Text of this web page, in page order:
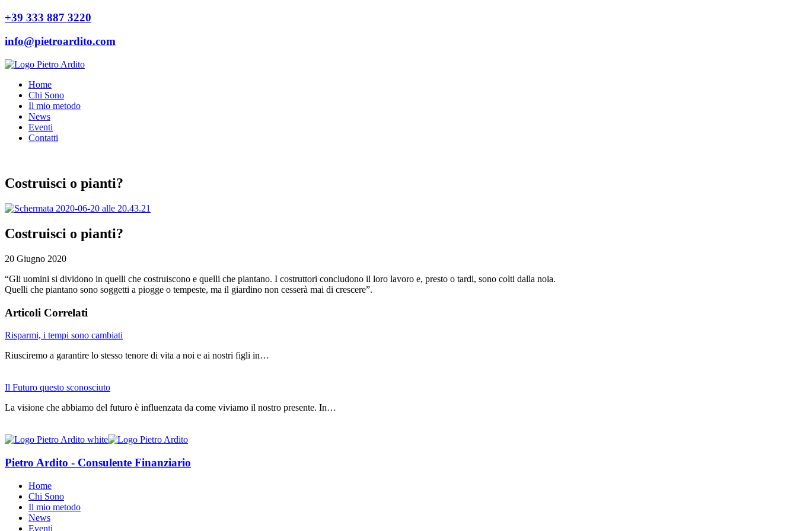
+39 333 887 3220
info@pietroardito.com
Home
Chi Sono
Il mio metodo
News
Eventi
Contatti
Costruisci o pianti?
Costruisci o pianti?
20 Giugno 2020
“Gli uomini si dividono in quelli che costruiscono e quelli che piantano. I costruttori concludono il loro lavoro e, presto o tardi, sono colti dalla noia.
Quelli che piantano sono soggetti a piogge o tempeste, ma il giardino non cesserà mai di crescere”.
Articoli Correlati
Risparmi, i tempi sono cambiati
Riusciremo a garantire lo stesso tenore di vita a noi e ai nostri figli in…
Il Futuro questo sconosciuto
La visione che abbiamo del futuro è influenzata da come viviamo il nostro presente. In…
Pietro Ardito - Consulente Finanziario
Home
Chi Sono
Il mio metodo
News
Eventi